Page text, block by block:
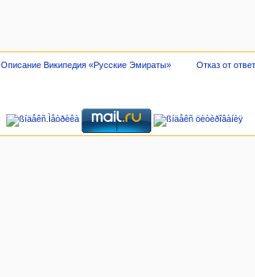
Описание Википедия «Русские Эмираты» Отказ от